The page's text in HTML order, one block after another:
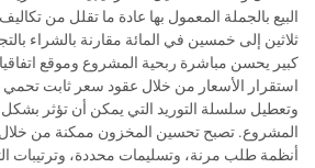
البيع بالجملة المعمول بها عادة ما تقلل من
ثلاثين إلى خمسين في المائة مقارنة بالشراء
كبير يحسن مباشرة ربحية المشروع وموقع
استقرار الأسعار من خلال عقود سعر ثابت
وتعطيل سلسلة التوريد التي يمكن أن تؤثر بشكل
المشروع. تصبح تحسين المخزون ممكنة من خلال
أنظمة طلب مرنة، وتسليمات محددة، وترتيبات